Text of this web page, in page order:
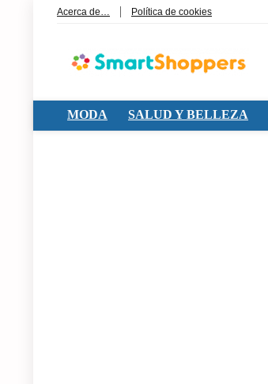
Acerca de… Política de cookies
MODA SALUD Y BELLEZA